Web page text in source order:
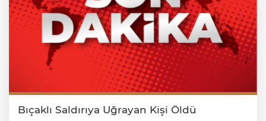
Bıçaklı Saldırıya Uğrayan Kişi Öldü